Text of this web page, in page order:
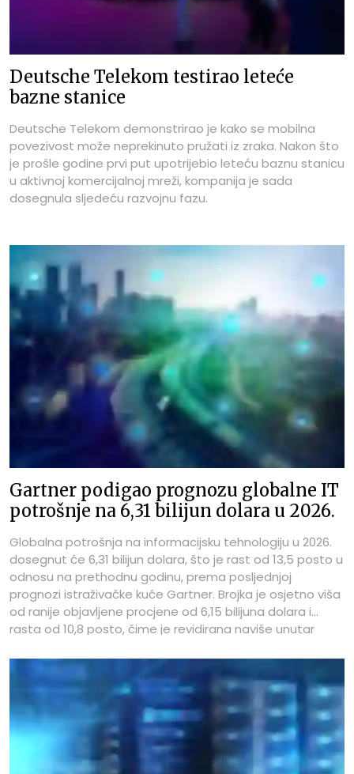
Deutsche Telekom testirao leteće
bazne stanice
Deutsche Telekom demonstrirao je kako se mobilna
povezivost može neprekinuto pružati iz zraka. Nakon što
je prošle godine prvi put upotrijebio leteću baznu stanicu
u aktivnoj komercijalnoj mreži, kompanija je sada
dosegnula sljedeću razvojnu fazu.
Gartner podigao prognozu globalne IT
potrošnje na 6,31 bilijun dolara u 2026.
Globalna potrošnja na informacijsku tehnologiju u 2026.
dosegnut će 6,31 bilijun dolara, što je rast od 13,5 posto u
odnosu na prethodnu godinu, prema posljednjoj
prognozi istraživačke kuće Gartner. Brojka je osjetno viša
od ranije objavljene procjene od 6,15 bilijuna dolara i
rasta od 10,8 posto, čime je revidirana naviše unutar
brzo ulaganja u infrastrukturu za umjetnu inteligenciju
mijenjaju sliku cijelog sektora.